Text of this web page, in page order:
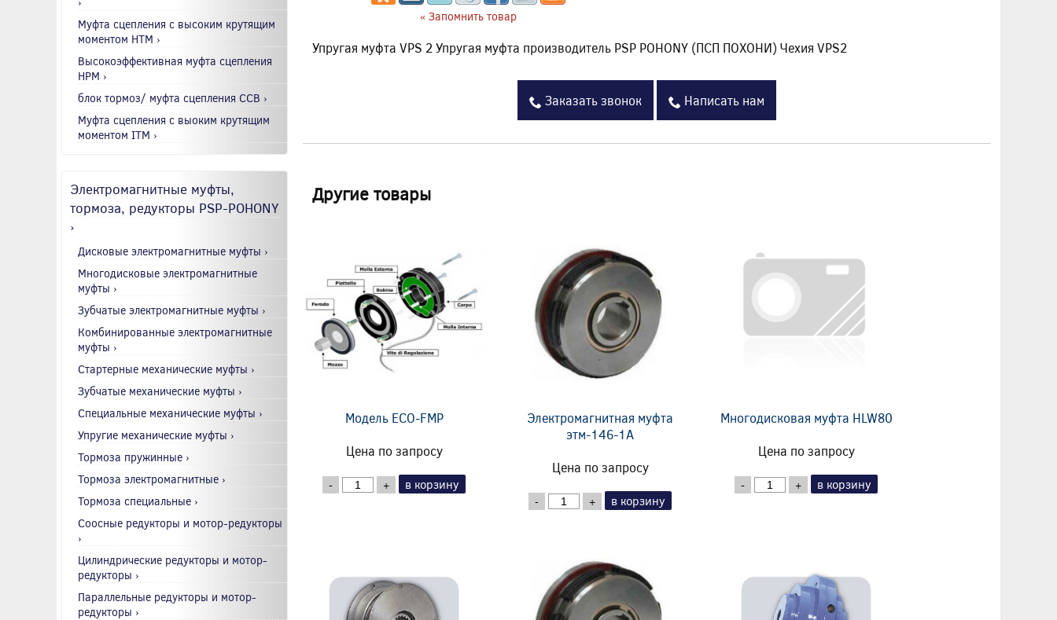
Муфта сцепления с высоким крутящим
моментом HTM ›
Высокоэффективная муфта сцепления
HPM ›
блок тормоз/ муфта сцепления CCB ›
Муфта сцепления с выоким крутящим
моментом ITM ›
Электромагнитные муфты,
тормоза, редукторы PSP-POHONY
›
Дисковые электромагнитные муфты ›
Многодисковые электромагнитные
муфты ›
Зубчатые электромагнитные муфты ›
Комбинированные электромагнитные
муфты ›
Стартерные механические муфты ›
Зубчатые механические муфты ›
Специальные механические муфты ›
Упругие механические муфты ›
Тормоза пружинные ›
Тормоза электромагнитные ›
Тормоза специальные ›
Соосные редукторы и мотор-редукторы
›
Цилиндрические редукторы и мотор-
редукторы ›
Параллельные редукторы и мотор-
редукторы ›
« Запомнить товар
Упругая муфта VPS 2 Упругая муфта производитель PSP POHONY (ПСП ПОХОНИ) Чехия VPS2
Заказать звонок Написать нам
Другие товары
Модель ECO-FMP
Цена по запросу
- + в корзину
Электромагнитная муфта
этм-146-1А
Цена по запросу
- + в корзину
Многодисковая муфта HLW80
Цена по запросу
- + в корзину